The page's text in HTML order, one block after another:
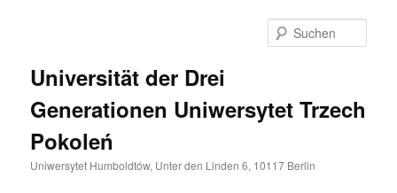
Universität der Drei
Generationen Uniwersytet Trzech
Pokoleń
Uniwersytet Humboldtów, Unter den Linden 6, 10117 Berlin